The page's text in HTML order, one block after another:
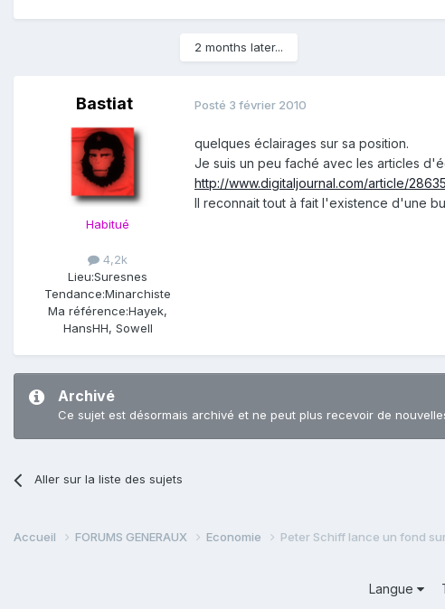
2 months later...
Bastiat
Habitué
4,2k
Lieu:Suresnes
Tendance:Minarchiste
Ma référence:Hayek,
HansHH, Sowell
Posté 3 février 2010
quelques éclairages sur sa position.
Je suis un peu faché avec les articles
http://www.digitaljournal.com/article/
Il reconnait tout à fait l'existence d'une
Archivé
Ce sujet est désormais archivé et ne peut plus recevoir de
Aller sur la liste des sujets
Accueil FORUMS GENERAUX Economie Peter Schiff lance un fond
Langue